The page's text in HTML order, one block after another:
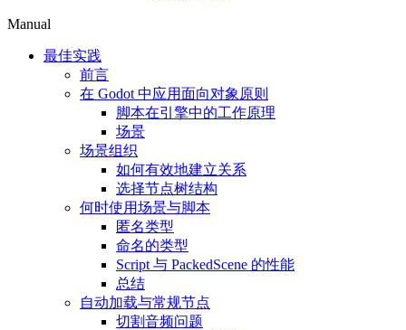
Manual
最佳实践
前言
在 Godot 中应用面向对象原则
脚本在引擎中的工作原理
场景
场景组织
如何有效地建立关系
选择节点树结构
何时使用场景与脚本
匿名类型
命名的类型
Script 与 PackedScene 的性能
总结
自动加载与常规节点
切割音频问题